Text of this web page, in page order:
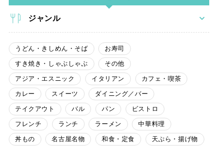
ジャンル
うどん・きしめん・そば お寿司
すき焼き・しゃぶしゃぶ その他
アジア・エスニック イタリアン カフェ・喫茶
カレー スイーツ ダイニング／バー
テイクアウト バル パン ビストロ
フレンチ ランチ ラーメン 中華料理
丼もの 名古屋名物 和食・定食 天ぷら・揚げ物